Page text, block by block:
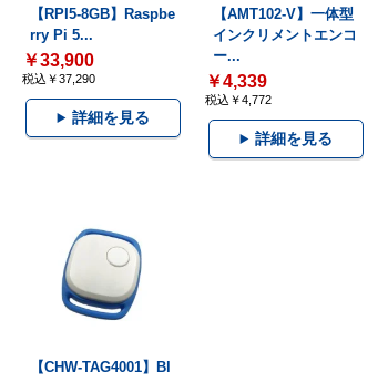
【RPI5-8GB】Raspbe
rry Pi 5...
￥33,900
税込￥37,290
詳細を見る
【AMT102-V】一体型
インクリメントエンコ
ー...
￥4,339
税込￥4,772
詳細を見る
【CHW-TAG4001】Bl